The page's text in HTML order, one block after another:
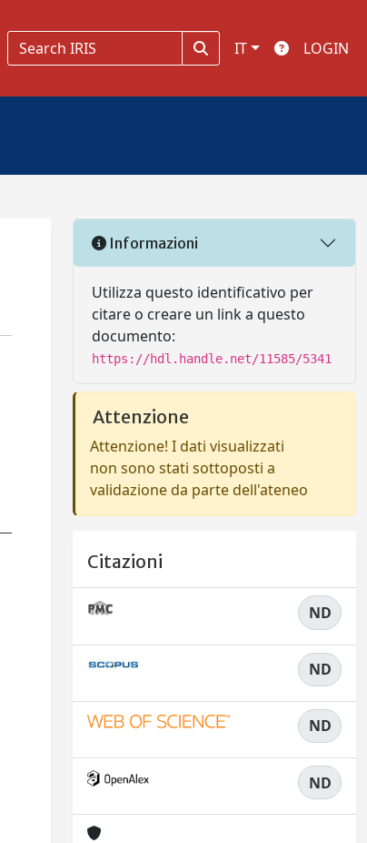
IT LOGIN
Informazioni
Utilizza questo identificativo per
citare o creare un link a questo
documento:
https://hdl.handle.net/11585/5341
Attenzione
Attenzione! I dati visualizzati
non sono stati sottoposti a
validazione da parte dell'ateneo
Citazioni
ND
ND
ND
ND